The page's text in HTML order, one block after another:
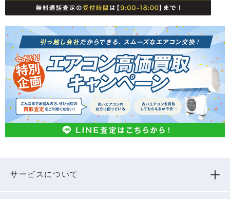
サービスについて